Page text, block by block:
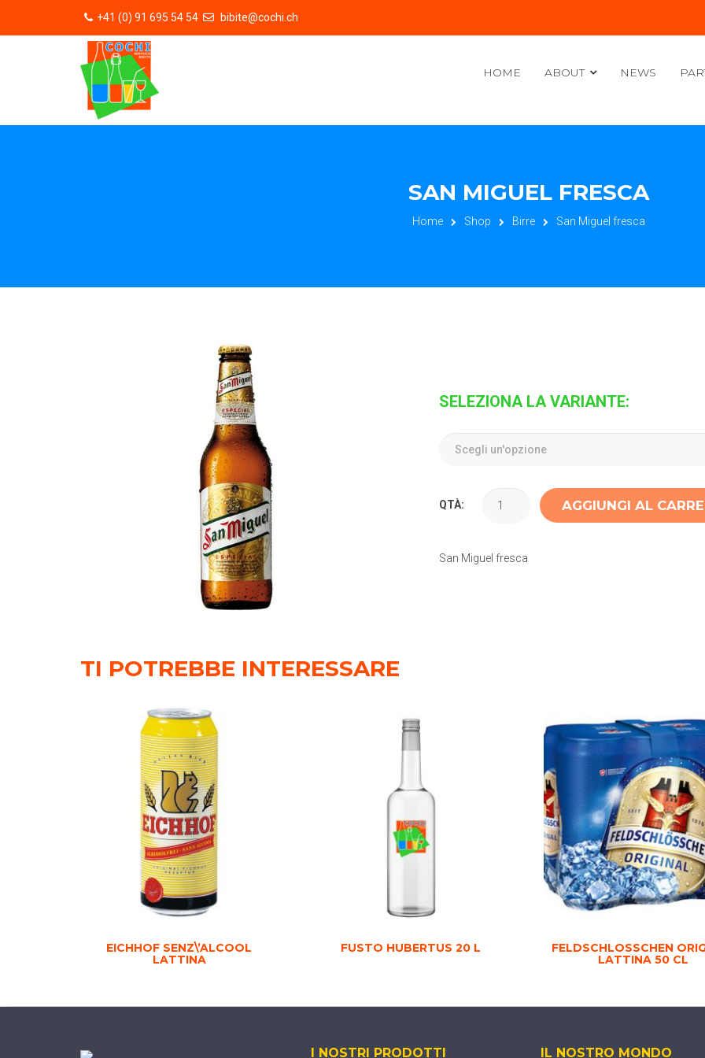
+41 (0) 91 695 54 54 bibite@cochi.ch
HOME ABOUT NEWS
SAN MIGUEL FRESCA
Home Shop Birre San Miguel fresca
SELEZIONA LA VARIANTE:
QTÀ: AGGIUNGI AL
San Miguel fresca
TI POTREBBE INTERESSARE
EICHHOF SENZ\’ALCOOL
LATTINA
FUSTO HUBERTUS 20 L
FELDSCHLOSSCHEN
LATTINA 50 CL
I NOSTRI PRODOTTI IL NOSTRO MONDO